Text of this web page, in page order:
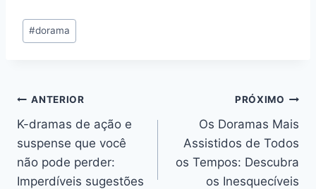
Tags
do
#dorama
Navegação
de
Post
ANTERIOR
K-dramas de ação e
suspense que você
não pode perder:
Imperdíveis sugestões
PRÓXIMO
Os Doramas Mais
Assistidos de Todos
os Tempos: Descubra
os Inesquecíveis